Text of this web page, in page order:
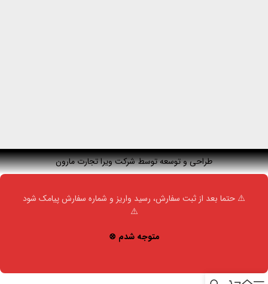
طراحی و توسعه توسط شرکت ویرا تجارت مارون
⚠️ حتما بعد از ثبت سفارش، رسید واریز و شماره سفارش پیامک شود
⚠️
متوجه شدم ⊗